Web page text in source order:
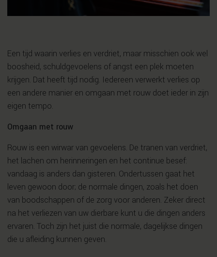
Een tijd waarin verlies en verdriet, maar misschien ook wel
boosheid, schuldgevoelens of angst een plek moeten
krijgen. Dat heeft tijd nodig. Iedereen verwerkt verlies op
een andere manier en omgaan met rouw doet ieder in zijn
eigen tempo.
Omgaan met rouw
Rouw is een wirwar van gevoelens. De tranen van verdriet,
het lachen om herinneringen en het continue besef:
vandaag is anders dan gisteren. Ondertussen gaat het
leven gewoon door; de normale dingen, zoals het doen
van boodschappen of de zorg voor anderen. Zeker direct
na het verliezen van uw dierbare kunt u die dingen anders
ervaren. Toch zijn het juist die normale, dagelijkse dingen
die u afleiding kunnen geven.